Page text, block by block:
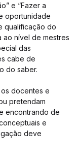
e “Fazer a
oportunidade
qualificação do
ao nível de mestres
das
cabe de
do saber.
docentes e
pretendam
encontrando de
e
deve